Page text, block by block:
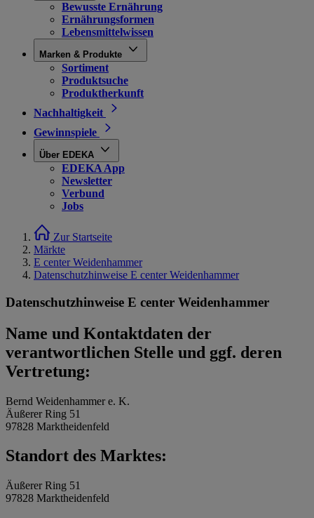
Bewusste Ernährung
Ernährungsformen
Lebensmittelwissen
Marken & Produkte
Sortiment
Produktsuche
Produktherkunft
Nachhaltigkeit
Gewinnspiele
Über EDEKA
EDEKA App
Newsletter
Verbund
Jobs
Zur Startseite
Märkte
E center Weidenhammer
Datenschutzhinweise E center Weidenhammer
Datenschutzhinweise E center Weidenhammer
Name und Kontaktdaten der
verantwortlichen Stelle und ggf. deren
Vertretung:
Bernd Weidenhammer e. K.
Äußerer Ring 51
97828 Marktheidenfeld
Standort des Marktes:
Äußerer Ring 51
97828 Marktheidenfeld